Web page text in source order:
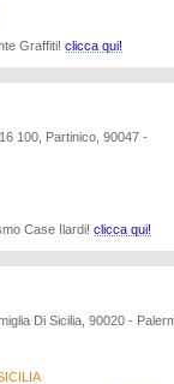
Graffiti! clicca qui!
100, Partinico, 90047 -
Case Ilardi! clicca qui!
Di Sicilia, 90020 -